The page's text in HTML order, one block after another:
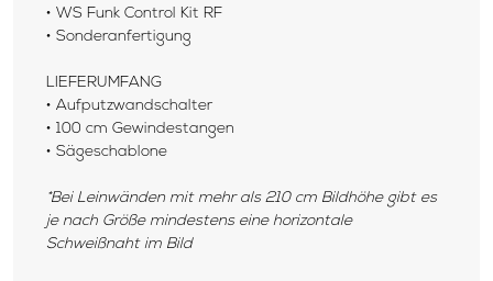
• WS Funk Control Kit RF
• Sonderanfertigung
LIEFERUMFANG
• Aufputzwandschalter
• 100 cm Gewindestangen
• Sägeschablone
*Bei Leinwänden mit mehr als 210 cm Bildhöhe gibt es
je nach Größe mindestens eine horizontale
Schweißnaht im Bild